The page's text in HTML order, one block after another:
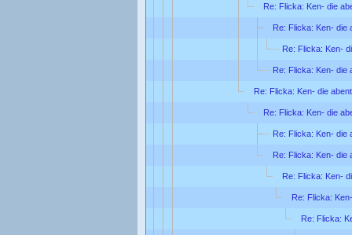
Re: Flicka: Ken- die
Re: Flicka: Ken- die
Re: Flicka: Ken-
Re: Flicka: Ken- die
Re: Flicka: Ken- die
Re: Flicka: Ken- die
Re: Flicka: Ken- die
Re: Flicka: Ken- die
Re: Flicka: Ken-
Re: Flicka:
Re: Flicka: